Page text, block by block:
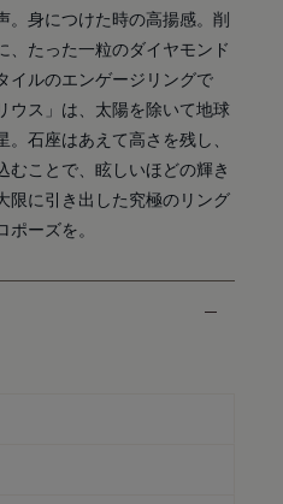
。身につけた時の高揚感。削
、たった一粒のダイヤモンド
イルのエンゲージリングで
ウス」は、太陽を除いて地球
石座はあえて高さを残し、
ことで、眩しいほどの輝き
限に引き出した究極のリング
ーズを。